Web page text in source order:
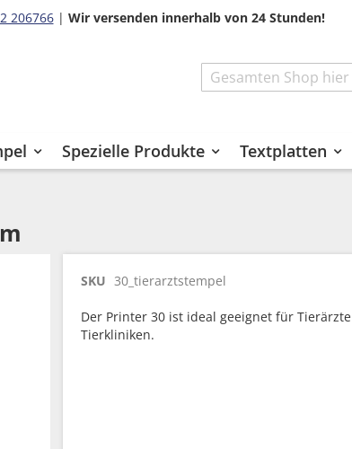
206766| Wir versenden innerhalb von 24 Stunden!
Spezielle Produkte Textplatten
SKU 30_tierarztstempel
Der Printer 30 ist ideal geeignet für
Tierkliniken.